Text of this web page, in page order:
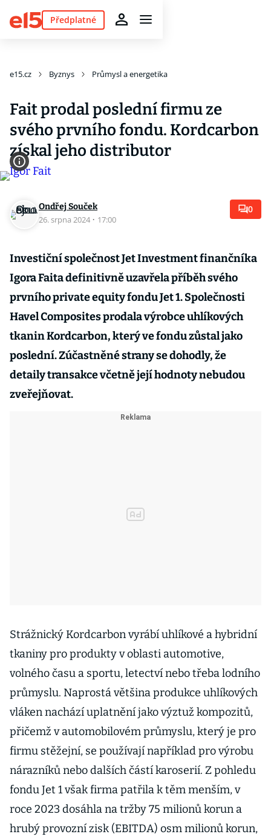
Předplatné
e15.cz Byznys Průmysl a energetika
Fait prodal poslední firmu ze
svého prvního fondu. Kordcarbon
získal jeho distributor
Ondřej Souček
26. srpna 2024 · 17:00
0
Investiční společnost Jet Investment finančníka
Igora Faita definitivně uzavřela příběh svého
prvního private equity fondu Jet 1. Společnosti
Havel Composites prodala výrobce uhlíkových
tkanin Kordcarbon, který ve fondu zůstal jako
poslední. Zúčastněné strany se dohodly, že
detaily transakce včetně její hodnoty nebudou
zveřejňovat.
Strážnický Kordcarbon vyrábí uhlíkové a hybridní
tkaniny pro produkty v oblasti automotive,
volného času a sportu, letectví nebo třeba lodního
průmyslu. Naprostá většina produkce uhlíkových
vláken nachází uplatnění jako výztuž kompozitů,
přičemž v automobilovém průmyslu, který je pro
firmu stěžejní, se používají například pro výrobu
nárazníků nebo dalších částí karoserií. Z pohledu
fondu Jet 1 však firma patřila k těm menším, v
roce 2023 dosáhla na tržby 75 milionů korun a
hrubý provozní zisk (EBITDA) osm milionů korun,